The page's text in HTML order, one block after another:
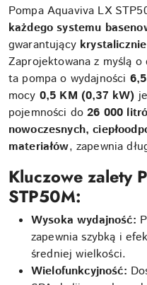
Pompa Aquaviva LX
każdego systemu
gwarantujący
Zaprojektowana z myślą o
ta pompa o wydajności
mocy 0,5 KM (0,37 kW)
pojemności do26 000
nowoczesnych,
materiałów, zapewnia
Kluczowe zalety
STP50M:
Wysoka wydajność:
zapewnia szybką i
średniej wielkości.
Wielofunkcyjność: